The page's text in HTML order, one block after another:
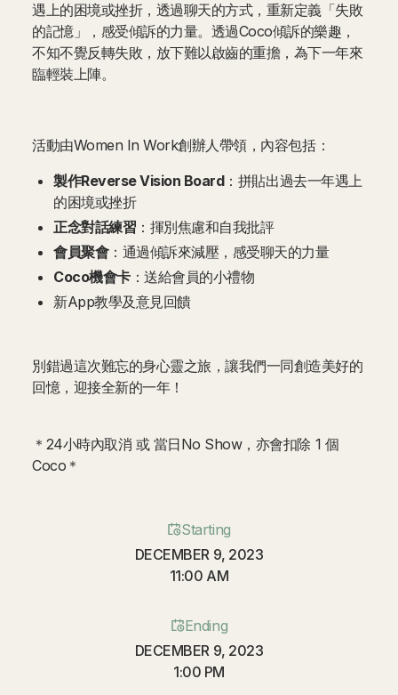
遇上的困境或挫折，透過聊天的方式，重新定義「失敗
的記憶」，感受傾訴的力量。透過Coco傾訴的樂趣，
不知不覺反轉失敗，放下難以啟齒的重擔，為下一年來
臨輕裝上陣。
活動由Women In Work創辦人帶領，內容包括：
製作Reverse Vision Board：拼貼出過去一年遇上
的困境或挫折
正念對話練習 ：揮別焦慮和自我批評
會員聚會：通過傾訴來減壓，感受聊天的力量
Coco機會卡：送給會員的小禮物
新App教學及意見回饋
別錯過這次難忘的身心靈之旅，讓我們一同創造美好的
回憶，迎接全新的一年！
＊24小時內取消 或 當日No Show，亦會扣除 1 個
Coco＊
Starting
DECEMBER 9, 2023
11:00 AM
Ending
DECEMBER 9, 2023
1:00 PM